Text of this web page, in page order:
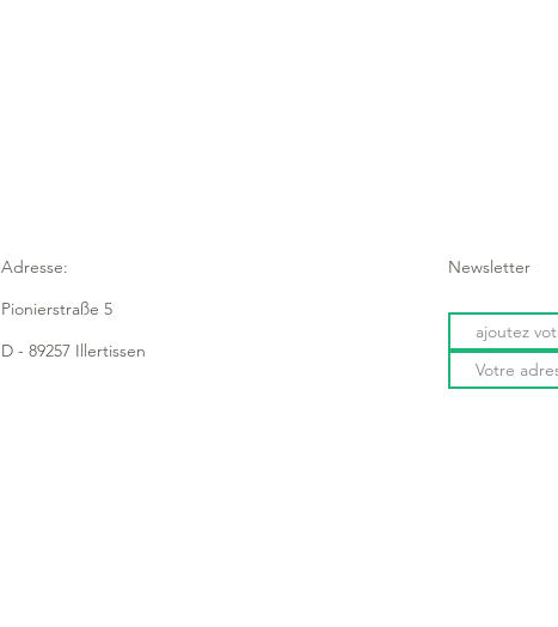
Adresse:
Pionierstraße 5
D - 89257 Illertissen
Newsletter